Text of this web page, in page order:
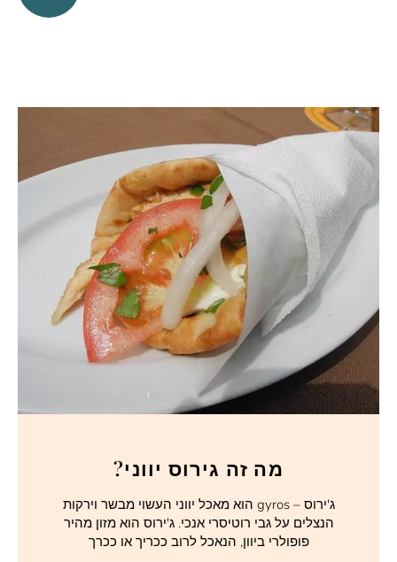
מה זה גירוס יווני?
ג'ירוס – gyros הוא מאכל יווני העשוי מבשר וירקות
הנצלים על גבי רוטיסרי אנכי. ג'ירוס הוא מזון מהיר
פופולרי ביוון, הנאכל לרוב ככריך או ככרך